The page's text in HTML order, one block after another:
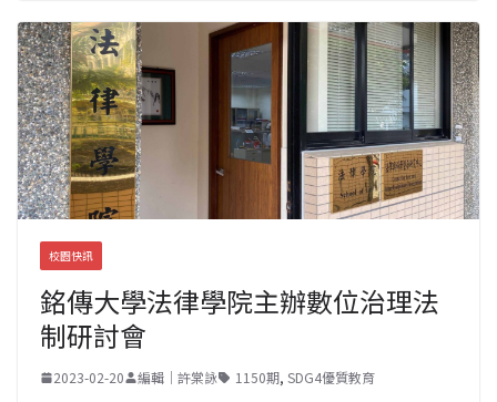
校園快訊
銘傳大學法律學院主辦數位治理法
制研討會
2023-02-20 編輯｜許棠詠 1150期, SDG4優質教育